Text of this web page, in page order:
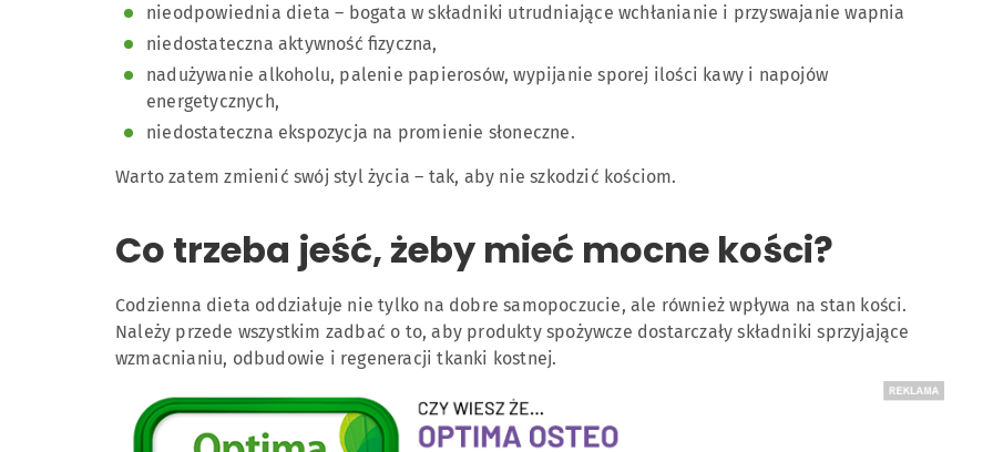
nieodpowiednia dieta – bogata w składniki utrudniające wchłanianie i przyswajanie wapnia
niedostateczna aktywność fizyczna,
nadużywanie alkoholu, palenie papierosów, wypijanie sporej ilości kawy i napojów
energetycznych,
niedostateczna ekspozycja na promienie słoneczne.
Warto zatem zmienić swój styl życia – tak, aby nie szkodzić kościom.
Co trzeba jeść, żeby mieć mocne kości?
Codzienna dieta oddziałuje nie tylko na dobre samopoczucie, ale również wpływa na stan kości.
Należy przede wszystkim zadbać o to, aby produkty spożywcze dostarczały składniki sprzyjające
wzmacnianiu, odbudowie i regeneracji tkanki kostnej.